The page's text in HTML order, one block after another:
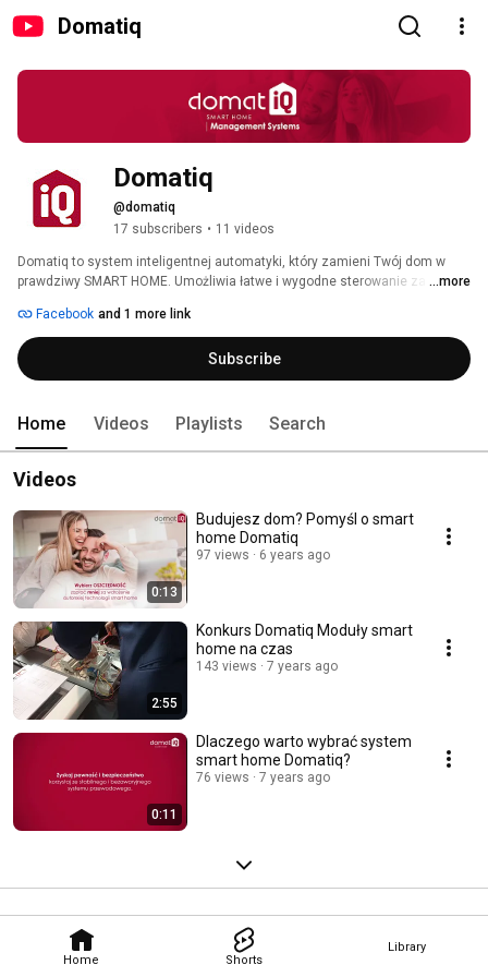
Domatiq
Home Shorts
Library
Domatiq
@domatiq
17 subscribers • 11 videos
Domatiq to system inteligentnej automatyki, który zamieni Twój dom w
prawdziwy SMART HOME. Umożliwia łatwe i wygodne sterowanie za
drzwiami, bramami, monitoringiem oraz sprzętami elektronicznymi.
Zapewnia również, dzięki automatycznej i stałej kontroli urządzeń
domowych, zmniejszenie zużycia prądu oraz ciepła.
...more
Facebook and 1 more link
Subscribe
Home Videos Playlists Search
Videos
0:13
Budujesz dom? Pomyśl o smart
home Domatiq
97 views 6 years ago
2:55
Konkurs Domatiq Moduły smart
home na czas
143 views 7 years ago
0:11
Dlaczego warto wybrać system
smart home Domatiq?
76 views 7 years ago